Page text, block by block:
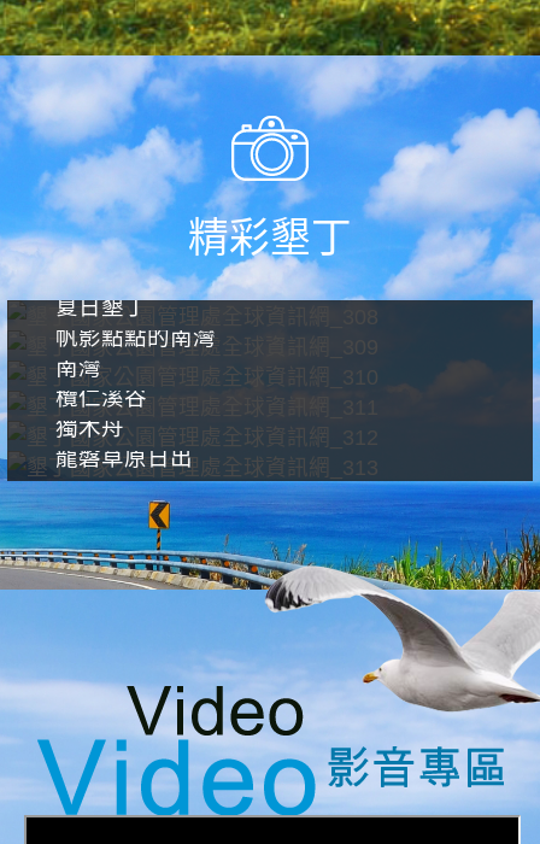
精彩墾丁
夏日墾丁
帆影點點的南灣
南灣
欖仁溪谷
獨木舟
龍磐草原日出